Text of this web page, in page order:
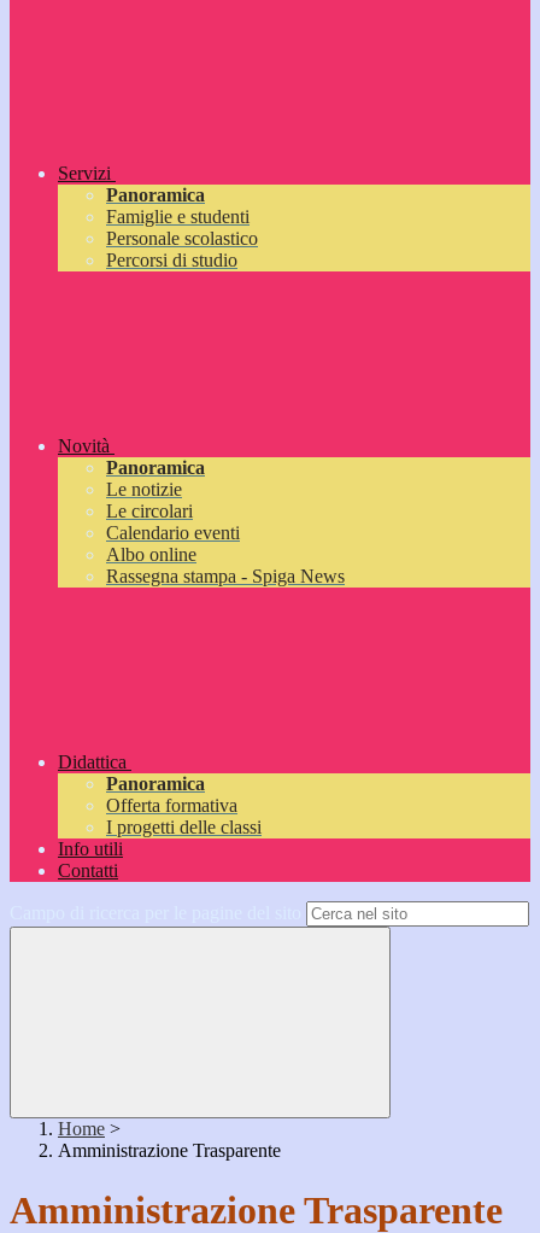
Servizi
Panoramica
Famiglie e studenti
Personale scolastico
Percorsi di studio
Novità
Panoramica
Le notizie
Le circolari
Calendario eventi
Albo online
Rassegna stampa - Spiga News
Didattica
Panoramica
Offerta formativa
I progetti delle classi
Info utili
Contatti
Home >
Amministrazione Trasparente
Amministrazione Trasparente